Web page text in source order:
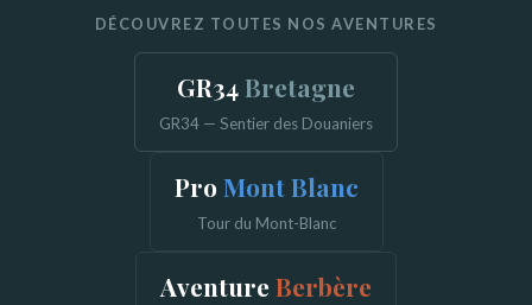
DÉCOUVREZ TOUTES NOS AVENTURES
GR34Bretagne
GR34 — Sentier des Douaniers
ProMont Blanc
Tour du Mont-Blanc
Aventure Berbère